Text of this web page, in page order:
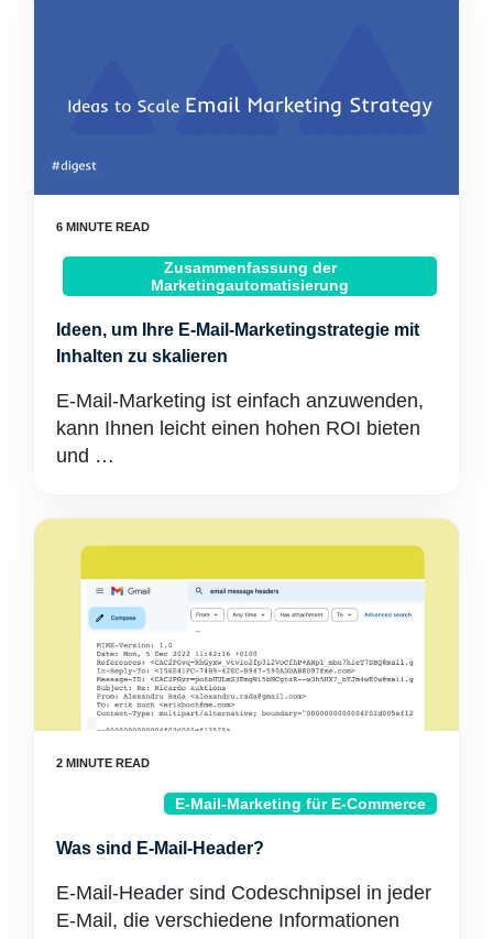
Zusammenfassung der
Marketingautomatisierung
Ideen, um Ihre E-Mail-Marketingstrategie mit
Inhalten zu skalieren
E-Mail-Marketing ist einfach anzuwenden,
kann Ihnen leicht einen hohen ROI bieten
und …
E-Mail-Marketing für E-Commerce
Was sind E-Mail-Header?
E-Mail-Header sind Codeschnipsel in jeder
E-Mail, die verschiedene Informationen